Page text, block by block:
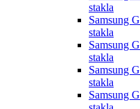
stakla
Samsung
stakla
Samsung
stakla
Samsung
stakla
Samsung